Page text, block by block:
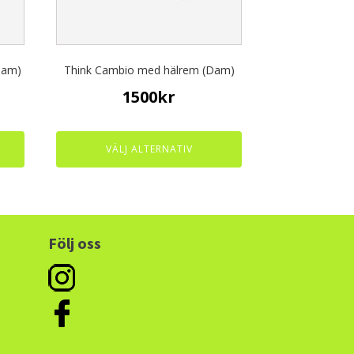
Think Cambio med hälrem (Dam)
1500kr
VÄLJ ALTERNATIV
on
product
Följ oss